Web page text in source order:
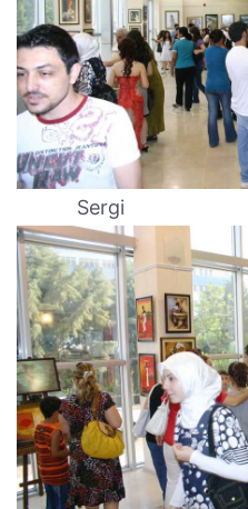
Sergi